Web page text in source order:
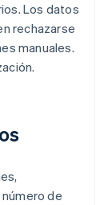
Los datos
rechazarse
manuales.
de